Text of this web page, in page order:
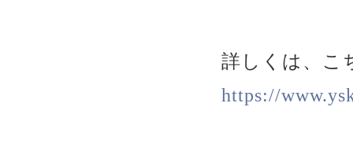
詳しくは、こ
https://